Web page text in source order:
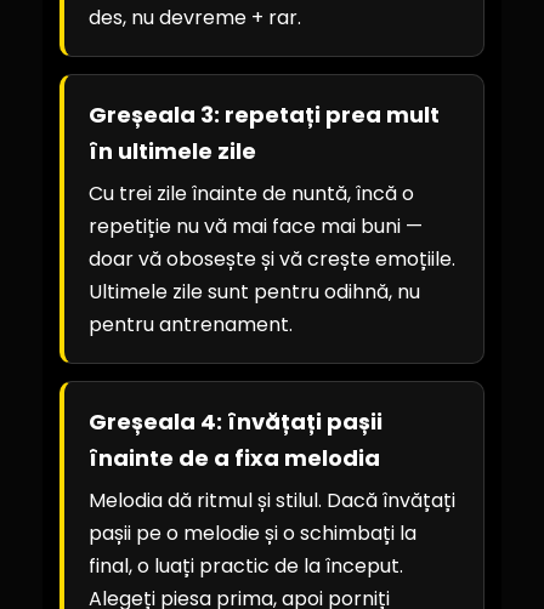
des, nu devreme + rar.
Greșeala 3: repetați prea mult
în ultimele zile
Cu trei zile înainte de nuntă, încă o
repetiție nu vă mai face mai buni —
doar vă obosește și vă crește emoțiile.
Ultimele zile sunt pentru odihnă, nu
pentru antrenament.
Greșeala 4: învățați pașii
înainte de a fixa melodia
Melodia dă ritmul și stilul. Dacă învățați
pașii pe o melodie și o schimbați la
final, o luați practic de la început.
Alegeți piesa prima, apoi porniți